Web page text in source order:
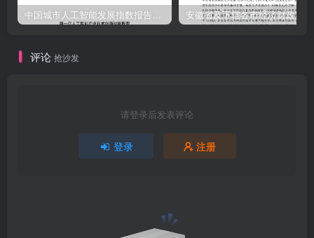
中国城市人工智能发展指数报告（2023-2024）
评论 抢沙发
请登录后发表评论
登录 注册